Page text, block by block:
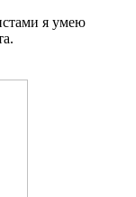
я умею